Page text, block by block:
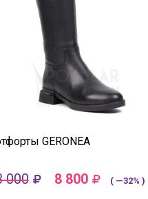
GERONEA
000 8 800 ( —32% )